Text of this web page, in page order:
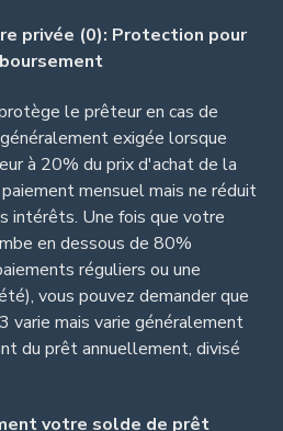
privée (0): Protection pour
le prêteur en cas de
exigée lorsque
à 20% du prix d'achat de la
mensuel mais ne réduit
intérêts. Une fois que votre
en dessous de 80%
réguliers ou une
vous pouvez demander que
varie mais varie généralement
du prêt annuellement, divisé
votre solde de prêt